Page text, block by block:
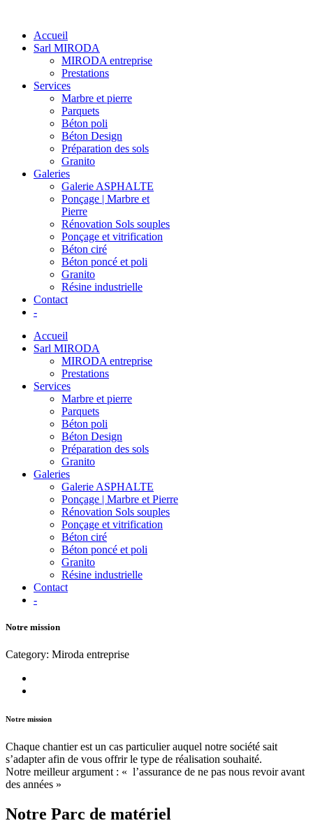
Accueil
Sarl MIRODA
MIRODA entreprise
Prestations
Services
Marbre et pierre
Parquets
Béton poli
Béton Design
Préparation des sols
Granito
Galeries
Galerie ASPHALTE
Ponçage | Marbre et
Pierre
Rénovation Sols souples
Ponçage et vitrification
Béton ciré
Béton poncé et poli
Granito
Résine industrielle
Contact
-
Accueil
Sarl MIRODA
MIRODA entreprise
Prestations
Services
Marbre et pierre
Parquets
Béton poli
Béton Design
Préparation des sols
Granito
Galeries
Galerie ASPHALTE
Ponçage | Marbre et Pierre
Rénovation Sols souples
Ponçage et vitrification
Béton ciré
Béton poncé et poli
Granito
Résine industrielle
Contact
-
Notre mission
Category: Miroda entreprise
Notre mission
Chaque chantier est un cas particulier auquel notre société sait
s’adapter afin de vous offrir le type de réalisation souhaité.
Notre meilleur argument : « l’assurance de ne pas nous revoir avant
des années »
Notre Parc de matériel